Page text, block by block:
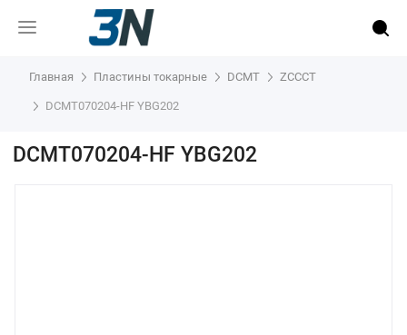
Главная Пластины токарные DCMT ZCCCT
DCMT070204-HF YBG202
DCMT070204-HF YBG202